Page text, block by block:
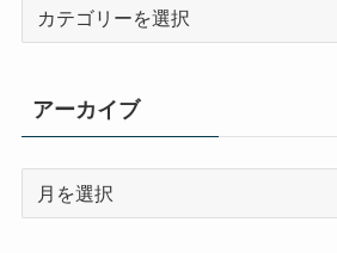
ー
アーカイブ